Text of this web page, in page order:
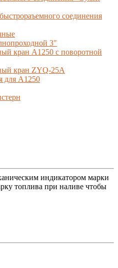
соединения
3"
кран A1250 с поворотной
кран ZYQ-25A
для А1250
индикатором марки
топлива при наливе чтобы